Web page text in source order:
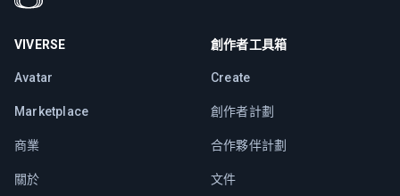
VIVERSE
Avatar
Marketplace
商業
關於
創作者工具箱
Create
創作者計劃
合作夥伴計劃
文件